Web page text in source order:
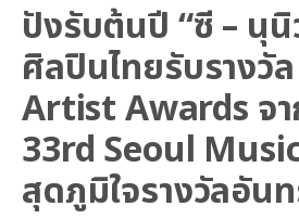
ปังรับต้นปี “ซี – นุ
ศิลปินไทยรับรางวั
Artist Awards จา
33rd Seoul
สุดภูมิใจรางวัลอัน